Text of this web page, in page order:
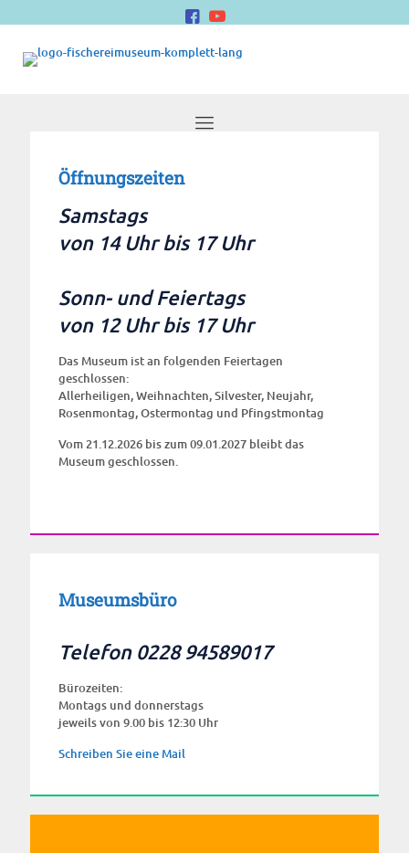
Öffnungszeiten
Samstags
von 14 Uhr bis 17 Uhr
Sonn- und Feiertags
von 12 Uhr bis 17 Uhr
Das Museum ist an folgenden Feiertagen
geschlossen:
Allerheiligen, Weihnachten, Silvester, Neujahr,
Rosenmontag, Ostermontag und Pfingstmontag
Vom 21.12.2026 bis zum 09.01.2027 bleibt das
Museum geschlossen.
Museumsbüro
Telefon 0228 94589017
Bürozeiten:
Montags und donnerstags
jeweils von 9.00 bis 12:30 Uhr
Schreiben Sie eine Mail